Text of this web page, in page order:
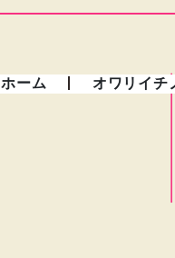
ホーム オワリイチ